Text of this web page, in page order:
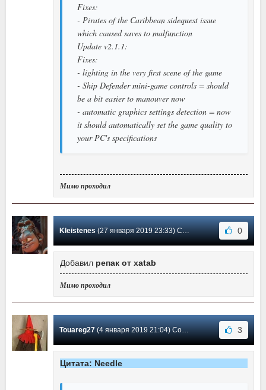
Fixes:
- Pirates of the Caribbean sidequest issue
which caused saves to malfunction
Update v2.1.1:
Fixes:
- lighting in the very first scene of the game
- Ship Defender mini-game controls = should
be a bit easier to manouver now
- automatic graphics settings detection = now
it should automatically set the game quality to
your PC's specifications
Мимо проходил
Kleistenes(27 января 2019 23:33) Сообщение #18 0
Добавил репак от xatab
Мимо проходил
Touareg27(4 января 2019 21:04) Сообщение #17 3
Цитата: Needle